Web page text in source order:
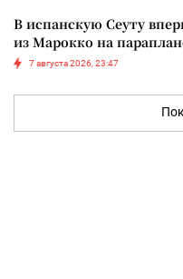
В испанскую Сеуту
из Марокко на
7 августа 2026, 23:47